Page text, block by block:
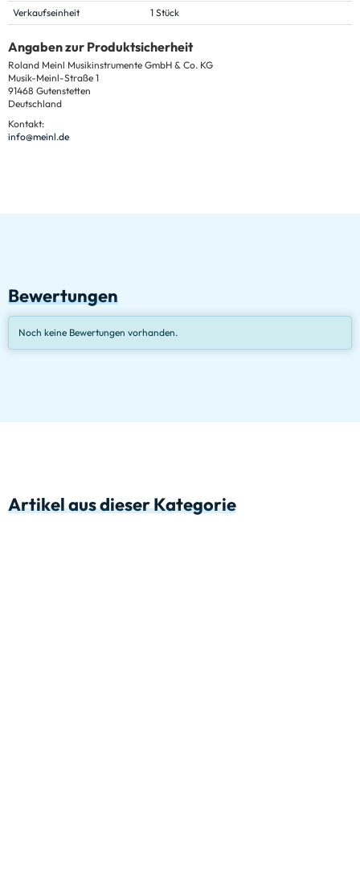
Verkaufseinheit
1 Stück
Angaben zur Produktsicherheit
Roland Meinl Musikinstrumente GmbH & Co. KG
Musik-Meinl-Straße 1
91468 Gutenstetten
Deutschland
Kontakt:
info@meinl.de
Bewertungen
Noch keine Bewertungen vorhanden.
Artikel aus dieser Kategorie